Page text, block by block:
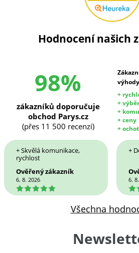
Hodnocení našich
98%
+
+
+
+ ceny
+
zákazníků doporučuje
obchod Parys.cz
(přes 11 500 recenzí)
+ Skvělá komunikace,
rychlost
Ověřený zákazník
6. 8. 2026
5
+
6.
5
Všechna